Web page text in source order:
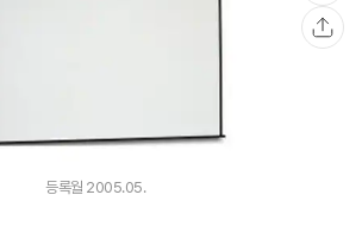
관
심
등록월 2005.05.